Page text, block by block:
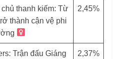
thanh kiếm: Từ
thành cận vệ phi
2,45%
Trận đấu Giáng
2,37%